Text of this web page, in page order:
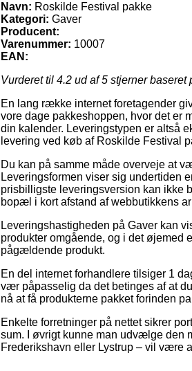
Navn: Roskilde Festival pakke
Kategori: Gaver
Producent:
Varenummer: 10007
EAN:
Vurderet til 4.2 ud af 5 stjerner baseret
En lang række internet foretagender
vore dage pakkeshoppen, hvor det er
din kalender. Leveringstypen er altså
levering ved køb af Roskilde Festival
Du kan på samme måde overveje at
Leveringsformen viser sig undertiden
prisbilligste leveringsversion kan ikke
bopæl i kort afstand af webbutikkens
Leveringshastigheden på Gaver kan
produkter omgående, og i det øjemed
pågældende produkt.
En del internet forhandlere tilsiger 1
vær påpasselig da det betinges af at
nå at få produkterne pakket forinden
Enkelte forretninger på nettet sikrer
sum. I øvrigt kunne man udvælge den
Frederikshavn eller Lystrup – vil være